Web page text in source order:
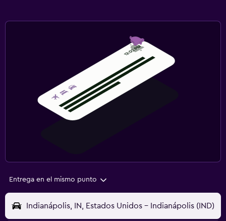
Entrega en el mismo punto
Indianápolis, IN, Estados Unidos - Indianápolis (IND)